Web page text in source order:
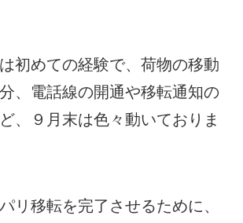
初めての経験で、荷物の移動
、電話線の開通や移転通知の
、９月末は色々動いておりま
リ移転を完了させるために、